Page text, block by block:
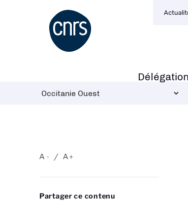
Délégation
-
A +
A
Partager ce contenu